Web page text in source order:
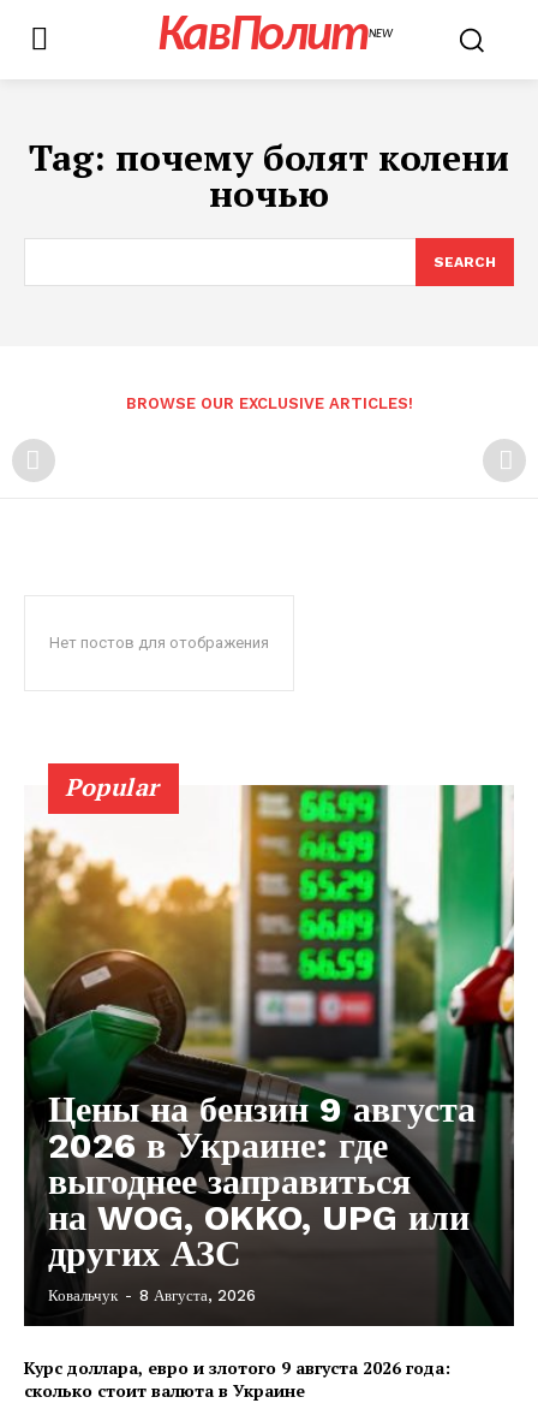
КавПолитNEW
Tag: почему болят колени
ночью
SEARCH
BROWSE OUR EXCLUSIVE ARTICLES!
Нет постов для отображения
Popular
Цены на бензин 9 августа
2026 в Украине: где
выгоднее заправиться
на WOG, OKKO, UPG или
других АЗС
Ковальчук - 8 Августа, 2026
Курс доллара, евро и злотого 9 августа 2026 года:
сколько стоит валюта в Украине